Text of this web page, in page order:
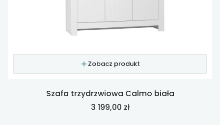
Zobacz produkt
Szafa trzydrzwiowa Calmo biała
Cena
3 199,00 zł